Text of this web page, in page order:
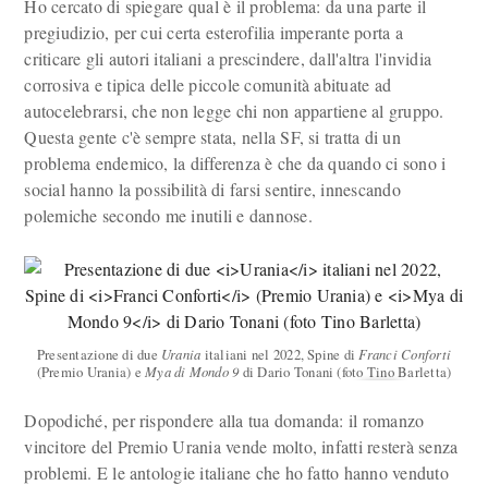
Ho cercato di spiegare qual è il problema: da una parte il
pregiudizio, per cui certa esterofilia imperante porta a
criticare gli autori italiani a prescindere, dall'altra l'invidia
corrosiva e tipica delle piccole comunità abituate ad
autocelebrarsi, che non legge chi non appartiene al gruppo.
Questa gente c'è sempre stata, nella SF, si tratta di un
problema endemico, la differenza è che da quando ci sono i
social hanno la possibilità di farsi sentire, innescando
polemiche secondo me inutili e dannose.
Presentazione di due Urania italiani nel 2022, Spine diFranci Conforti
(Premio Urania) eMya di Mondo 9di Dario Tonani (foto Tino Barletta)
Dopodiché, per rispondere alla tua domanda: il romanzo
vincitore del Premio Urania vende molto, infatti resterà senza
problemi. E le antologie italiane che ho fatto hanno venduto